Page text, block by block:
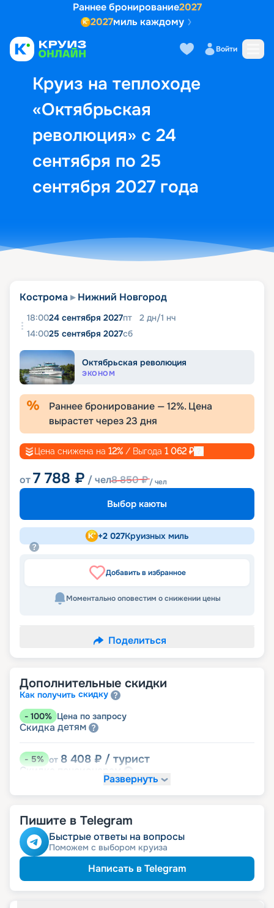
Раннее бронирование2027
2027миль каждому
Войти
Круиз на теплоходе
«Октябрьская
революция» с 24
сентября по 25
сентября 2027 года
Выбор кают Маршрут и
Кострома Нижний Новгород
18:0024 сентября 2027пт 2 дн/1 нч
14:0025 сентября 2027сб
Октябрьская революция
ЭКОНОМ
Раннее бронирование —12%. Цена
вырастет через23 дня
Цена снижена на 12% / Выгода 1 062 ₽
от7 788 ₽ / чел8 850₽/ чел
Выбор каюты
+2 027Круизных миль
Добавить в избранное
Моментально оповестим о снижении цены
Поделиться
Дополнительные скидки
Как получить скидку
- 100% Цена по запросу
Скидка детям
-5% от 8 408 ₽ / турист
Скидка
Развернуть
Пишите в Telegram
Быстрые ответы на вопросы
Поможем с выбором круиза
Написать в Telegram